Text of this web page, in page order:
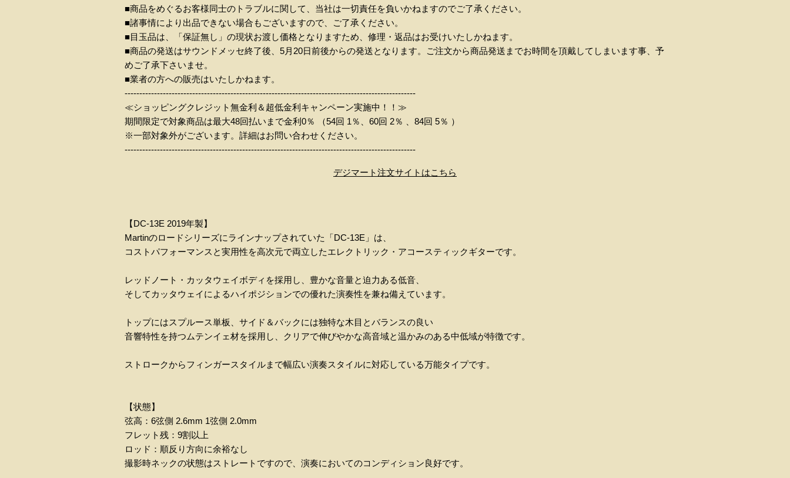
■商品をめぐるお客様同士のトラブルに関して、当社は一切責任を負いかねますのでご了承ください。
■諸事情により出品できない場合もございますので、ご了承ください。
■目玉品は、「保証無し」の現状お渡し価格となりますため、修理・返品はお受けいたしかねます。
■商品の発送はサウンドメッセ終了後、5月20日前後からの発送となります。ご注文から商品発送までお時間を頂戴してしまいます事、予
めご了承下さいませ。
■業者の方への販売はいたしかねます。
---------------------------------------------------------------------------------------------------
≪ショッピングクレジット無金利＆超低金利キャンペーン実施中！！≫
期間限定で対象商品は最大48回払いまで金利0％ （54回 1％、60回 2％ 、84回 5％ ）
※一部対象外がございます。詳細はお問い合わせください。
---------------------------------------------------------------------------------------------------
デジマート注文サイトはこちら
【DC-13E 2019年製】
Martinのロードシリーズにラインナップされていた「DC-13E」は、
コストパフォーマンスと実用性を高次元で両立したエレクトリック・アコースティックギターです。
レッドノート・カッタウェイボディを採用し、豊かな音量と迫力ある低音、
そしてカッタウェイによるハイポジションでの優れた演奏性を兼ね備えています。
トップにはスプルース単板、サイド＆バックには独特な木目とバランスの良い
音響特性を持つムテンイェ材を採用し、クリアで伸びやかな高音域と温かみのある中低域が特徴です。
ストロークからフィンガースタイルまで幅広い演奏スタイルに対応している万能タイプです。
【状態】
弦高：6弦側 2.6mm 1弦側 2.0mm
フレット残：9割以上
ロッド：順反り方向に余裕なし
撮影時ネックの状態はストレートですので、演奏においてのコンディション良好です。